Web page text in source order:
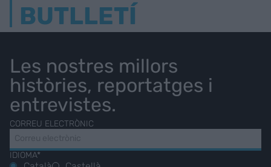
BUTLLETÍ
Les nostres millors
històries, reportatges i
entrevistes.
CORREU ELECTRÒNIC
IDIOMA*